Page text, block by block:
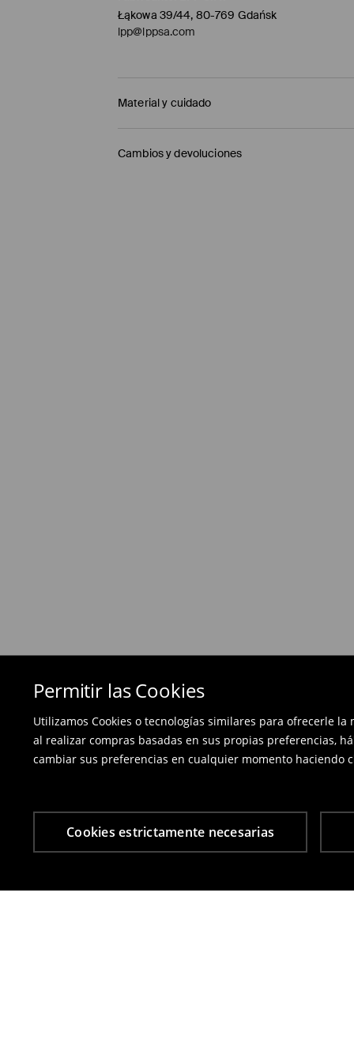
Permitir las Cookies
Utilizamos Cookies o tecnologías similares para ofrecerle
al realizar compras basadas en sus propias preferencias,
cambiar sus preferencias en cualquier momento haciendo
Cookies estrictamente necesarias
Łąkowa 39/44, 80-769 Gdańsk
lpp@lppsa.com
Material y cuidado
1º TELA : 100% ALGODÓN
Cambios y devoluciones